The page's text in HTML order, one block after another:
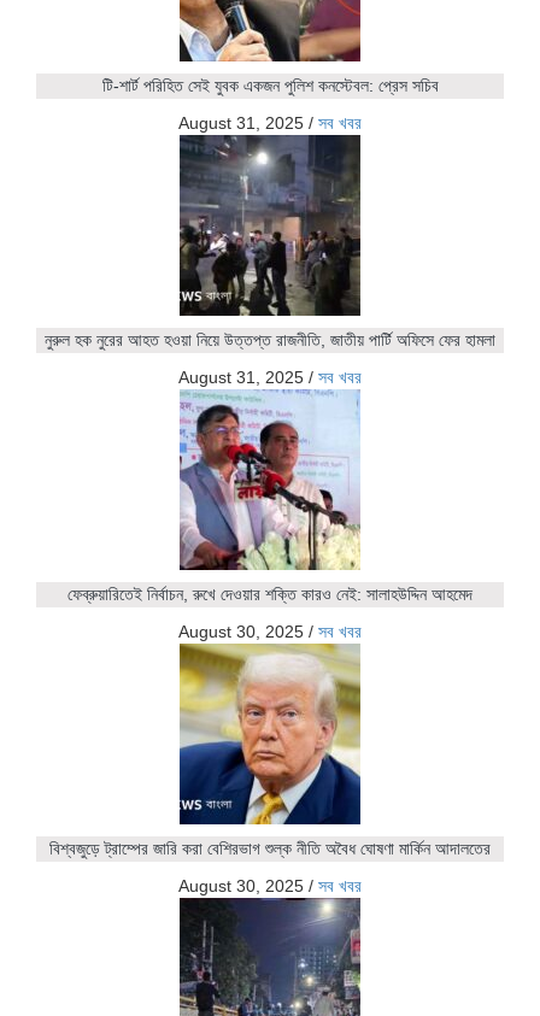
টি-শার্ট পরিহিত সেই যুবক একজন পুলিশ কনস্টেবল: প্রেস সচিব
August 31, 2025 / সব খবর
নুরুল হক নুরের আহত হওয়া নিয়ে উত্তপ্ত রাজনীতি, জাতীয় পার্টি অফিসে ফের হামলা
August 31, 2025 / সব খবর
ফেব্রুয়ারিতেই নির্বাচন, রুখে দেওয়ার শক্তি কারও নেই: সালাহউদ্দিন আহমেদ
August 30, 2025 / সব খবর
বিশ্বজুড়ে ট্রাম্পের জারি করা বেশিরভাগ শুল্ক নীতি অবৈধ ঘোষণা মার্কিন আদালতের
August 30, 2025 / সব খবর